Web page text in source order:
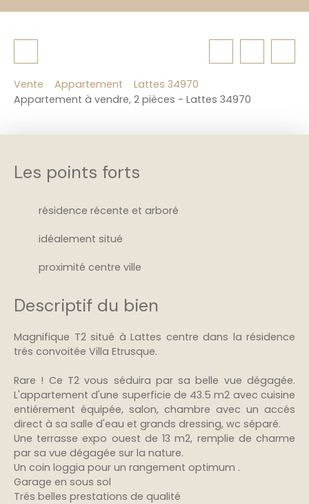
Vente Appartement
Lattes 34970
Appartement à vendre, 2 pièces - Lattes 34970
Les points forts
résidence récente et arboré
idéalement situé
proximité centre ville
Descriptif du bien
Magnifique T2 situé à Lattes centre dans la résidence
trés convoitée Villa Etrusque.
Rare ! Ce T2 vous séduira par sa belle vue dégagée.
L'appartement d'une superficie de 43.5 m2 avec cuisine
entiérement équipée, salon, chambre avec un accés
direct à sa salle d'eau et grands dressing, wc séparé.
Une terrasse expo ouest de 13 m2, remplie de charme
par sa vue dégagée sur la nature.
Un coin loggia pour un rangement optimum .
Garage en sous sol
Trés belles prestations de qualité